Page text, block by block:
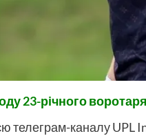
23-річного
каналу UPL